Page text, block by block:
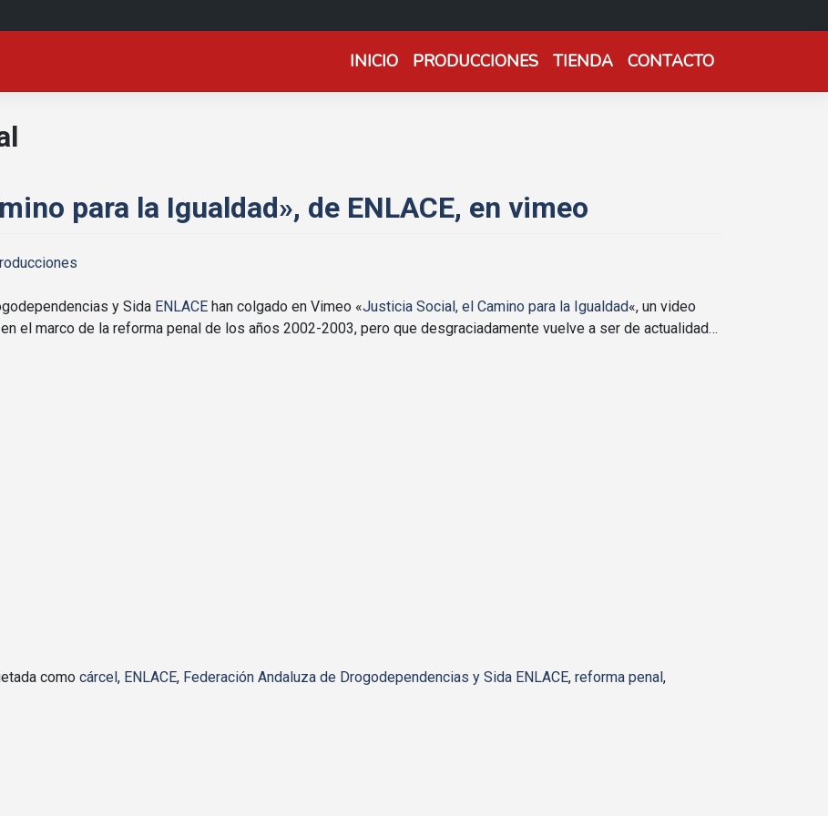
INICIO PRODUCCIONES TIENDA CONTACTO
para la Igualdad», de ENLACE, en vimeo
y Sida ENLACE han colgado en Vimeo «Justicia Social, el Camino para la Igualdad«, un video
el marco de la reforma penal de los años 2002-2003, pero que desgraciadamente vuelve a ser de actualidad…
como cárcel , ENLACE, Federación Andaluza de Drogodependencias y Sida ENLACE, reforma penal ,